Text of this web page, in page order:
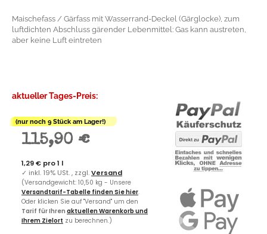
Maischefass / Gärfass mit Wasserrand-Deckel (Gärglocke), zum
luftdichten Abschluss gärender Lebenmittel: Gas kann austreten,
aber keine Luft eintreten
aktueller Tages-Preis:
(nur noch 9 Stück am Lager!)
115,90 €
1,29 € pro 1 l
✓ inkl. 19% USt. , zzgl.Versand
(Versandgewicht: 10,50 kg - Unsere
Versandtarif-Tabelle finden Sie hier.
Oder klicken Sie auf "Versand" um den
Tarif für Ihren aktuellen Warenkorb und
Ihrem Zielort zu berechnen.)